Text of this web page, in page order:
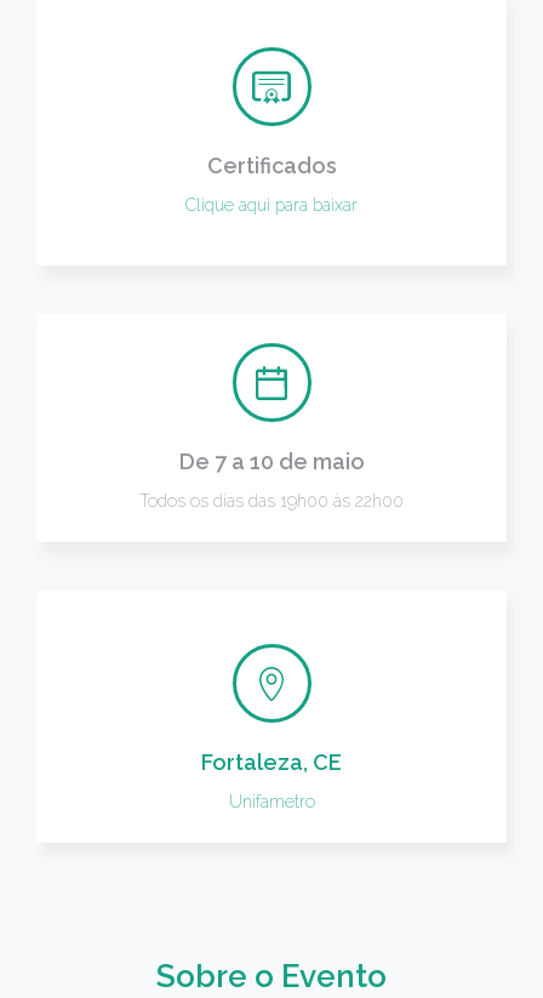
Certificados
Clique aqui para baixar
De 7 a 10 de maio
Todos os dias das 19h00 às 22h00
Fortaleza, CE
Unifametro
Sobre o Evento